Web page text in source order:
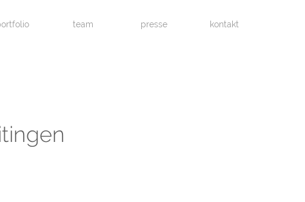
team presse kontakt